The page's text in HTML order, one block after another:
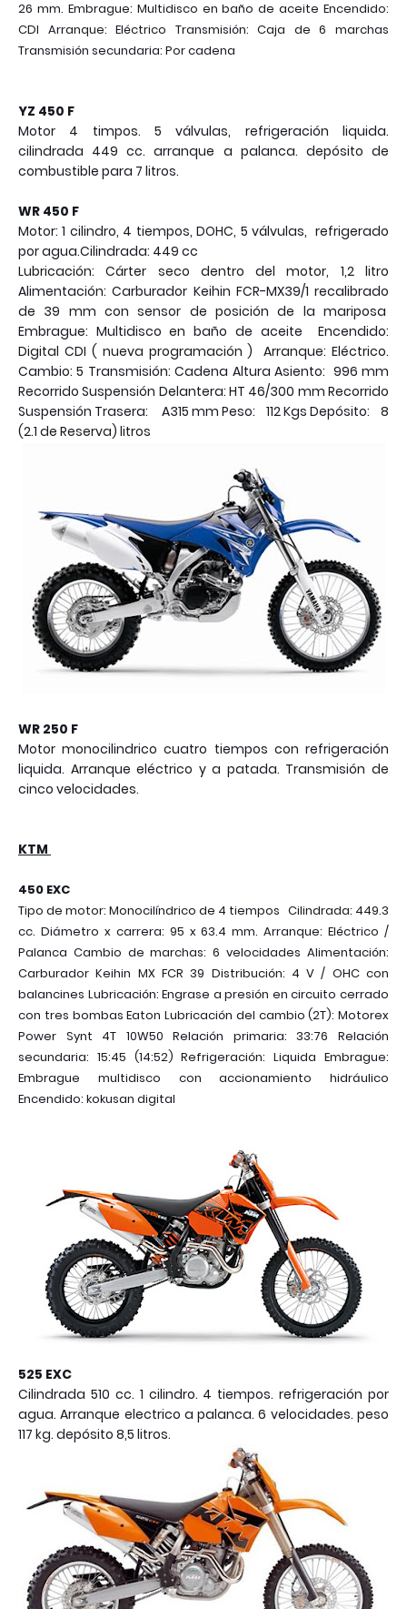
26 mm. Embrague: Multidisco en baño de aceite Encendido:
CDI Arranque: Eléctrico Transmisión: Caja de 6 marchas
Transmisión secundaria: Por cadena
YZ 450 F
Motor 4 timpos. 5 válvulas, refrigeración liquida.
cilindrada 449 cc. arranque a palanca. depósito de
combustible para 7 litros.
WR 450 F
Motor: 1 cilindro, 4 tiempos, DOHC, 5 válvulas, refrigerado
por agua.Cilindrada: 449 cc
Lubricación: Cárter seco dentro del motor, 1,2 litro
Alimentación: Carburador Keihin FCR-MX39/1 recalibrado
de 39 mm con sensor de posición de la mariposa
Embrague: Multidisco en baño de aceite Encendido:
Digital CDI ( nueva programación ) Arranque: Eléctrico.
Cambio: 5 Transmisión: Cadena Altura Asiento: 996 mm
Recorrido Suspensión Delantera: HT 46/300 mm Recorrido
Suspensión Trasera: A315 mm Peso: 112 Kgs Depósito: 8
(2.1 de Reserva) litros
WR 250 F
Motor monocilindrico cuatro tiempos con refrigeración
liquida. Arranque eléctrico y a patada. Transmisión de
cinco velocidades.
KTM
450 EXC
Tipo de motor: Monocilíndrico de 4 tiempos Cilindrada: 449.3
cc. Diámetro x carrera: 95 x 63.4 mm. Arranque: Eléctrico /
Palanca Cambio de marchas: 6 velocidades Alimentación:
Carburador Keihin MX FCR 39 Distribución: 4 V / OHC con
balancines Lubricación: Engrase a presión en circuito cerrado
con tres bombas Eaton Lubricación del cambio (2T): Motorex
Power Synt 4T 10W50 Relación primaria: 33:76 Relación
secundaria: 15:45 (14:52) Refrigeración: Liquida Embrague:
Embrague multidisco con accionamiento hidráulico
Encendido: kokusan digital
525 EXC
Cilindrada 510 cc. 1 cilindro. 4 tiempos. refrigeración por
agua. Arranque electrico a palanca. 6 velocidades. peso
117 kg. depósito 8,5 litros.